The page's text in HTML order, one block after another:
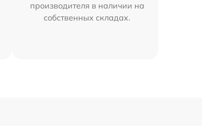
производителя в наличии на
собственных складах.